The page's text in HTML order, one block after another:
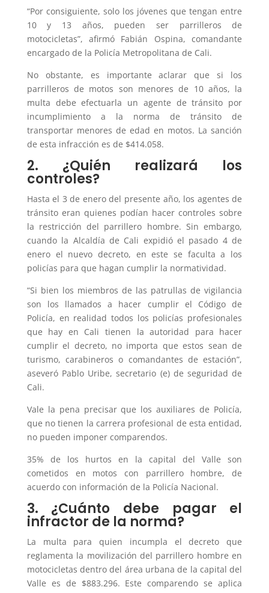
“Por consiguiente, solo los jóvenes que tengan entre
10 y 13 años, pueden ser parrilleros de
motocicletas”, afirmó Fabián Ospina, comandante
encargado de la Policía Metropolitana de Cali.
No obstante, es importante aclarar que si los
parrilleros de motos son menores de 10 años, la
multa debe efectuarla un agente de tránsito por
incumplimiento a la norma de tránsito de
transportar menores de edad en motos. La sanción
de esta infracción es de $414.058.
2. ¿Quién realizará los
controles?
Hasta el 3 de enero del presente año, los agentes de
tránsito eran quienes podían hacer controles sobre
la restricción del parrillero hombre. Sin embargo,
cuando la Alcaldía de Cali expidió el pasado 4 de
enero el nuevo decreto, en este se faculta a los
policías para que hagan cumplir la normatividad.
“Si bien los miembros de las patrullas de vigilancia
son los llamados a hacer cumplir el Código de
Policía, en realidad todos los policías profesionales
que hay en Cali tienen la autoridad para hacer
cumplir el decreto, no importa que estos sean de
turismo, carabineros o comandantes de estación”,
aseveró Pablo Uribe, secretario (e) de seguridad de
Cali.
Vale la pena precisar que los auxiliares de Policía,
que no tienen la carrera profesional de esta entidad,
no pueden imponer comparendos.
35% de los hurtos en la capital del Valle son
cometidos en motos con parrillero hombre, de
acuerdo con información de la Policía Nacional.
3. ¿Cuánto debe pagar el
infractor de la norma?
La multa para quien incumpla el decreto que
reglamenta la movilización del parrillero hombre en
motocicletas dentro del área urbana de la capital del
Valle es de $883.296. Este comparendo se aplica